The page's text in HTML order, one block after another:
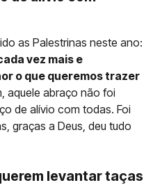
as Palestrinas neste ano:
vez mais e
o que queremos trazer
aquele abraço não foi
de alívio com todas. Foi
graças a Deus, deu tudo
levantar taças